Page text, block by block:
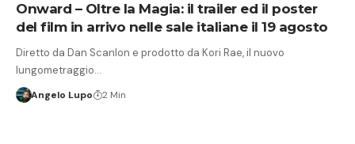
Onward – Oltre la Magia: il trailer ed il poster
del film in arrivo nelle sale italiane il 19 agosto
Diretto da Dan Scanlon e prodotto da Kori Rae, il nuovo
lungometraggio…
Angelo Lupo 2 Min